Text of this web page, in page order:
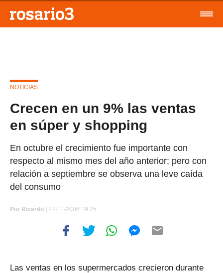
NOTICIAS
Crecen en un 9% las ventas
en súper y shopping
En octubre el crecimiento fue importante con
respecto al mismo mes del año anterior; pero con
relación a septiembre se observa una leve caída
del consumo
Por Ricardo | 27-11-2006 19:25
Las ventas en los supermercados crecieron durante